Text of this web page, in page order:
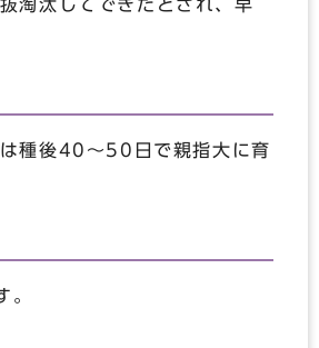
淘汰してできたとされ、早
種後40～50日で親指大に育
。